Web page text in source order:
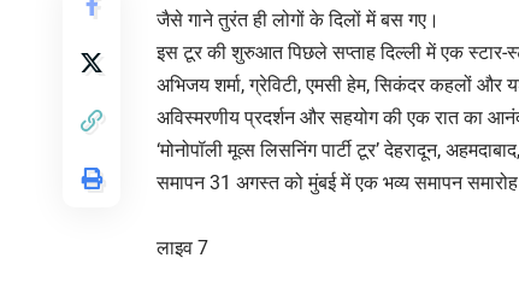
जैसे गाने तुरंत ही लोगों के दिलों में बस गए।
इस टूर की शुरुआत पिछले सप्ताह दिल्ली में एक स्टार-
अभिजय शर्मा, ग्रेविटी, एमसी हेम, सिकंदर कहलों और
अविस्मरणीय प्रदर्शन और सहयोग की एक रात का
‘मोनोपॉली मूव्स लिसनिंग पार्टी टूर’ देहरादून,
समापन 31 अगस्त को मुंबई में एक भव्य समापन समारोह
लाइव 7